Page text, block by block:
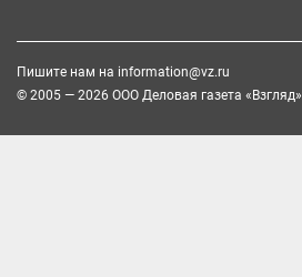
Пишите нам на information@vz.ru
© 2005 — 2026 ООО Деловая газета «Взгляд»